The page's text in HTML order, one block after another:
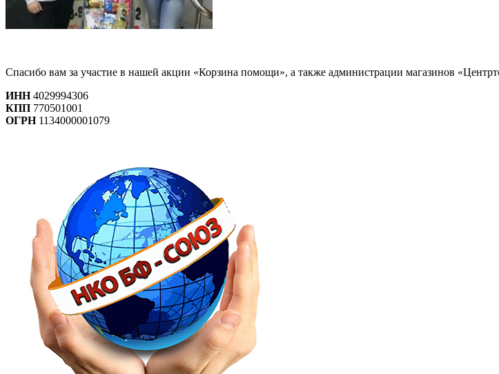
Спасибо вам за участие в нашей акции «Корзина помощи», а также администрации магазинов
ИНН4029994306
КПП 770501001
ОГРН1134000001079